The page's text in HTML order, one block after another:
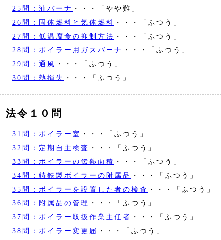
25問：油バーナ
・・・「やや難」
26問：固体燃料と気体燃料 ・・・「ふつう」
27問：低温腐食の抑制方法 ・・・「ふつう」
28問：ボイラー用ガスバーナ
・・・「ふつう」
29問：通風 ・・・「ふつう」
30問：熱損失
・・・「ふつう」
法令１０問
31問：ボイラー室
・・・「ふつう」
32問：定期自主検査
・・・「ふつう」
33問：ボイラーの伝熱面積 ・・・「ふつう」
34問：鋳鉄製ボイラーの附属品
・・・「ふつう」
35問：ボイラーを設置した者の検査
・・・「ふつう」
36問：附属品の管理
・・・「ふつう」
37問：ボイラー取扱作業主任者 ・・・「ふつう」
38問：ボイラー変更届
・・・「ふつう」